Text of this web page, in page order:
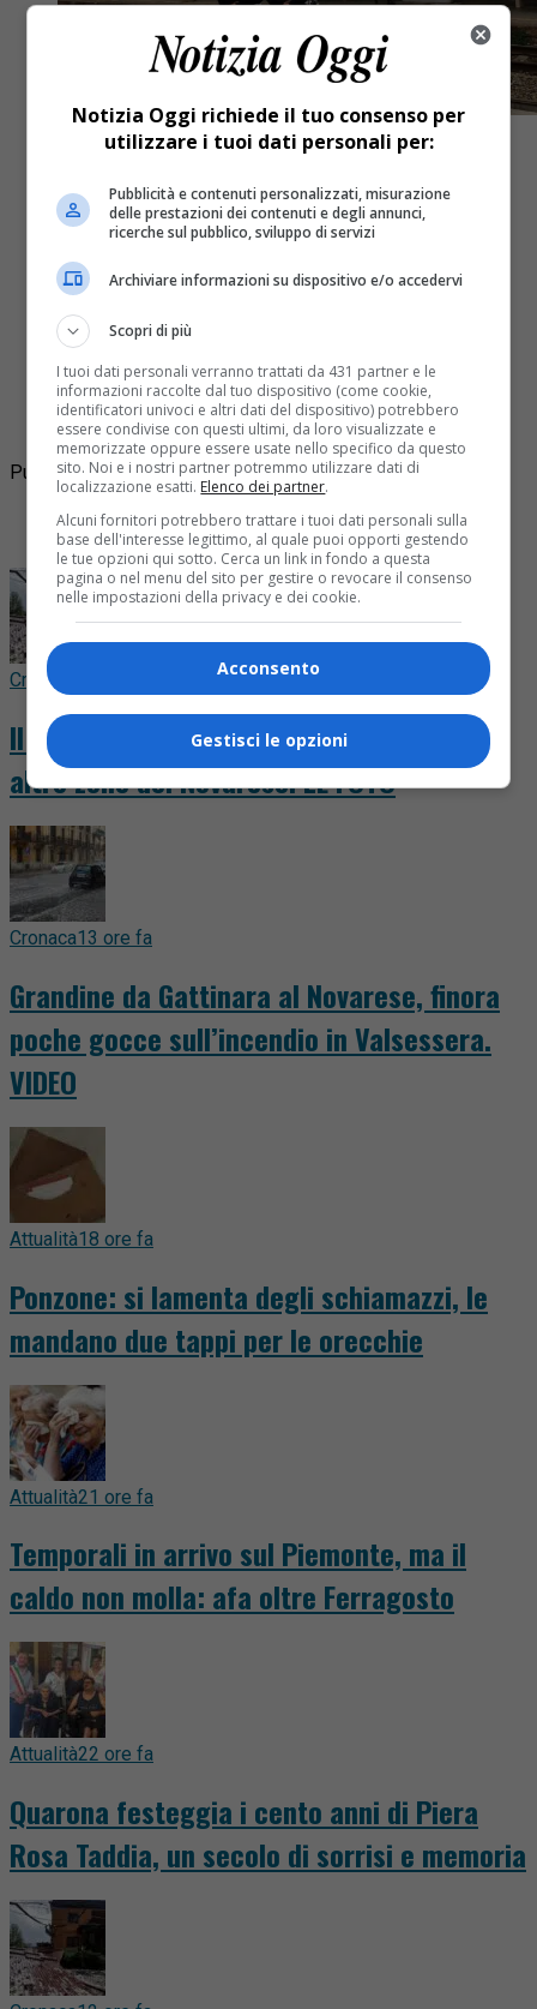
Cronaca5 anni fa
Si diverte ad attraversare i binari e
blocca i treni per mezz’ora
Si diverte ad attraversare i binari e blocca i treni per
mezz’ora. Un ventisettenne marocchino dovrà
rispondere di interruzione di pubblico servizio e
mancata esibizione dei...
Pubblicità
Ultime
I più letti
Cronaca
Il maltempo fa danni a Romagnano, Fara e
altre zone del Novarese. LE FOTO
Cronaca13 ore fa
Grandine da Gattinara al Novarese, finora
poche gocce sull’incendio in Valsessera.
VIDEO
Attualità18 ore fa
Ponzone: si lamenta degli schiamazzi, le
mandano due tappi per le orecchie
Attualità21 ore fa
Temporali in arrivo sul Piemonte, ma il
caldo non molla: afa oltre Ferragosto
Attualità22 ore fa
Quarona festeggia i cento anni di Piera
Rosa Taddia, un secolo di sorrisi e memoria
Notizia Oggi richiede il tuo consenso per
utilizzare i tuoi dati personali per:
Pubblicità e contenuti personalizzati, misurazione
delle prestazioni dei contenuti e degli annunci,
ricerche sul pubblico, sviluppo di servizi
Archiviare informazioni su dispositivo e/o accedervi
Scopri di più
I tuoi dati personali verranno trattati da 431 partner e le
informazioni raccolte dal tuo dispositivo (come cookie,
identificatori univoci e altri dati del dispositivo) potrebbero
essere condivise con questi ultimi, da loro visualizzate e
memorizzate oppure essere usate nello specifico da questo
sito. Noi e i nostri partner potremmo utilizzare dati di
localizzazione esatti. Elenco dei partner.
Alcuni fornitori potrebbero trattare i tuoi dati personali sulla
base dell'interesse legittimo, al quale puoi opporti gestendo
le tue opzioni qui sotto. Cerca un link in fondo a questa
pagina o nel menu del sito per gestire o revocare il consenso
nelle impostazioni della privacy e dei cookie.
Acconsento
Gestisci le opzioni